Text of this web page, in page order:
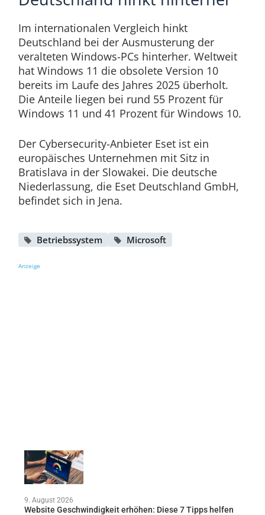
Im internationalen Vergleich hinkt
Deutschland bei der Ausmusterung der
veralteten Windows-PCs hinterher. Weltweit
hat Windows 11 die obsolete Version 10
bereits im Laufe des Jahres 2025 überholt.
Die Anteile liegen bei rund 55 Prozent für
Windows 11 und 41 Prozent für Windows 10.
Der Cybersecurity-Anbieter Eset ist ein
europäisches Unternehmen mit Sitz in
Bratislava in der Slowakei. Die deutsche
Niederlassung, die Eset Deutschland GmbH,
befindet sich in Jena.
Betriebssystem Microsoft
Anzeige
9. August 2026
Website Geschwindigkeit erhöhen: Diese 7 Tipps helfen